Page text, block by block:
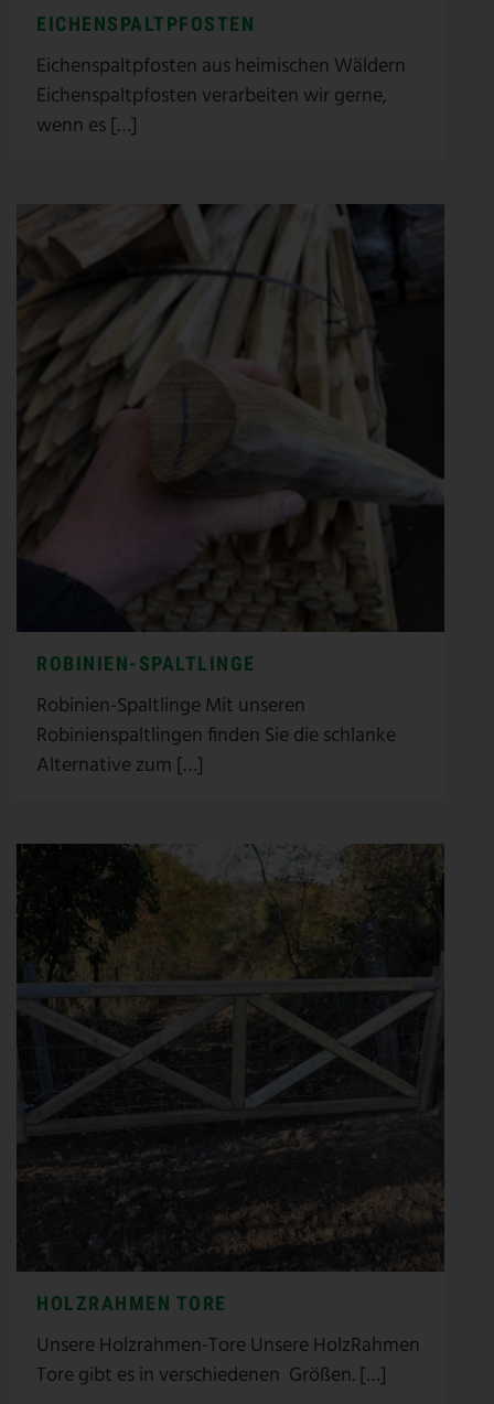
EICHENSPALTPFOSTEN
Eichenspaltpfosten aus heimischen Wäldern
Eichenspaltpfosten verarbeiten wir gerne,
wenn es […]
ROBINIEN-SPALTLINGE
Robinien-Spaltlinge Mit unseren
Robinienspaltlingen finden Sie die schlanke
Alternative zum […]
HOLZRAHMEN TORE
Unsere Holzrahmen-Tore Unsere HolzRahmen
Tore gibt es in verschiedenen Größen. […]